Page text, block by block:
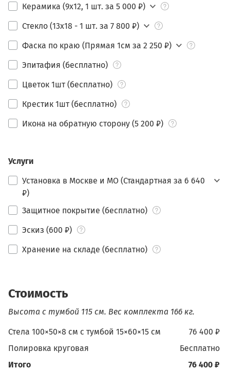
Керамика (9х12, 1 шт. за 5 000 ₽)
Стекло (13х18 - 1 шт. за 7 800 ₽)
Фаска по краю (Прямая 1см за 2 250 ₽)
Эпитафия (бесплатно)
Цветок 1шт (бесплатно)
Крестик 1шт (бесплатно)
Икона на обратную сторону (5 200 ₽)
Услуги
Установка в Москве и МО (Стандартная за 6 640
₽)
Защитное покрытие (бесплатно)
Эскиз (600 ₽)
Хранение на складе (бесплатно)
Стоимость
Высота с тумбой 115 см. Вес комплекта 166 кг.
76 400 ₽
Стела 100×50×8 см с тумбой 15×60×15 см
бесплатно
Полировка круговая
76 400 ₽
Итого